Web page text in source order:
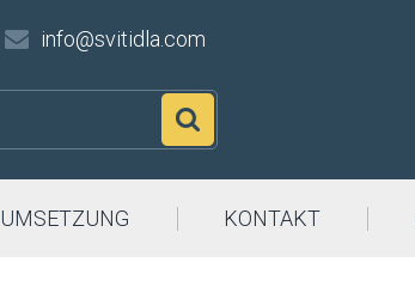
info@svitidla.com
UMSETZUNG KONTAKT